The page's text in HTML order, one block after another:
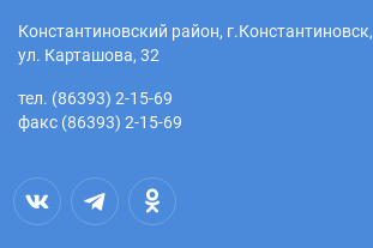
Константиновский район, г.Константиновск,
ул. Карташова, 32
тел. (86393) 2-15-69
факс (86393) 2-15-69